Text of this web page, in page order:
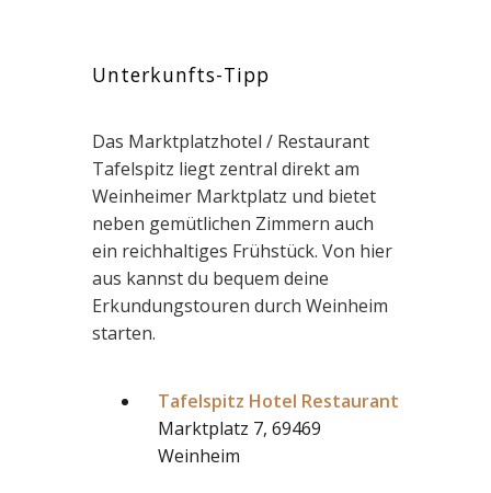
Unterkunfts-Tipp
Das Marktplatzhotel / Restaurant
Tafelspitz liegt zentral direkt am
Weinheimer Marktplatz und bietet
neben gemütlichen Zimmern auch
ein reichhaltiges Frühstück. Von hier
aus kannst du bequem deine
Erkundungstouren durch Weinheim
starten.
Tafelspitz Hotel Restaurant
Marktplatz 7, 69469
Weinheim